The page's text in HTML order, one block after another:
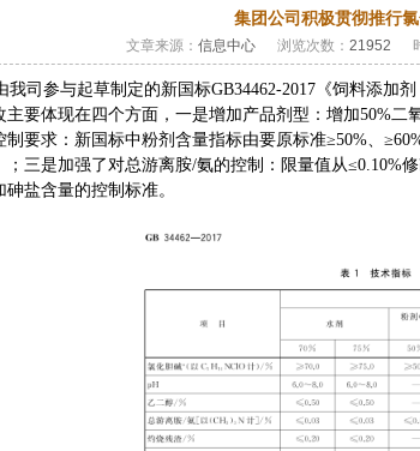
集团公司积极贯彻推行
文章来源： 信息中心 浏览次数： 21952
司参与起草制定的新国标GB34462-2017 《饲料添加
主要体现在四个方面，一是增加产品剂型：增加50%二
制要求：新国标中粉剂含量指标由要原标准≥50%、≥
；三是加强了对总游离胺/氨的控制：限量值从≤0.10%
砷盐含量的控制标准。